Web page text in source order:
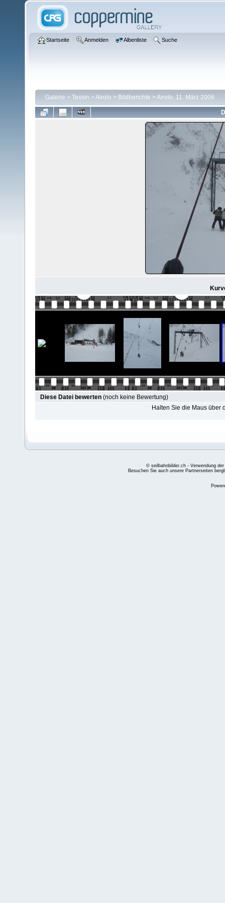
Startseite Anmelden Albenliste Suche
Galerie > Tessin >Airolo > Bildberichte >Airolo, 11. März 2006
Diese Datei bewerten (noch keine Bewertung)
Halten Sie die Maus über
© seilbahnbilder.ch - Verwendung
Besuchen Sie auch unsere Partnerseiten